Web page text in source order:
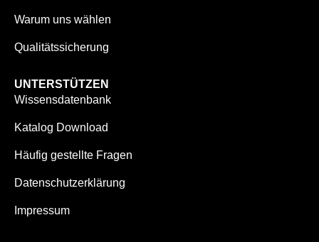
Warum uns wählen
Qualitätssicherung
UNTERSTÜTZEN
Wissensdatenbank
Katalog Download
Häufig gestellte Fragen
Datenschutzerklärung
Impressum